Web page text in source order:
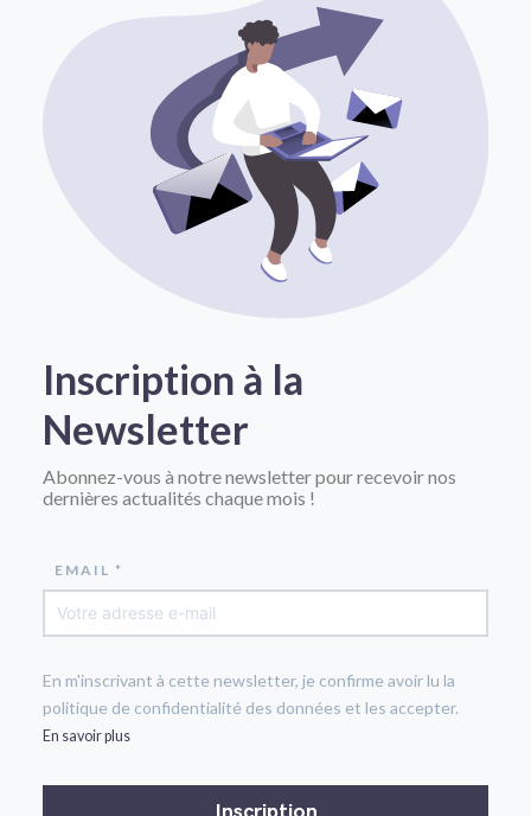
Inscription à la
Newsletter
Abonnez-vous à notre newsletter pour recevoir nos
dernières actualités chaque mois !
EMAIL *
En m'inscrivant à cette newsletter, je confirme avoir lu la
politique de confidentialité des données et les accepter.
En savoir plus